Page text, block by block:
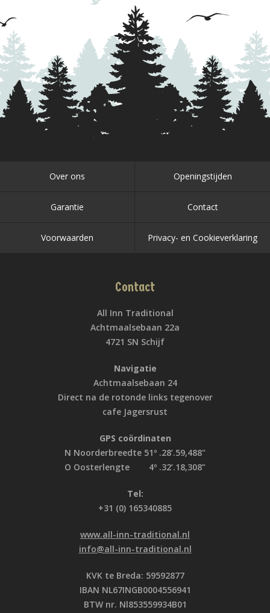
Over ons Openingstijden
Garantie Contact
Voorwaarden Privacy- en Cookieverklaring
Contact
All Inn Traditional
Achtmaalsebaan 22a
4721 SN Schijf
Navigatie
Achtmaalsebaan 24
Direct na de rotonde links tegenover
cafe Jagersrust
GPS coördinaten
N Noorderbreedte 51º .28’.59,488"
O Oosterlengte 4º .32’.18,308”
Tel:
+31 (0) 165340885
www.all-inn-traditional.nl
info@all-inn-traditional.nl
KVK te Breda: 59592877
IBAN NL67INGB0004556941
BTW nr. Nl853559934B01